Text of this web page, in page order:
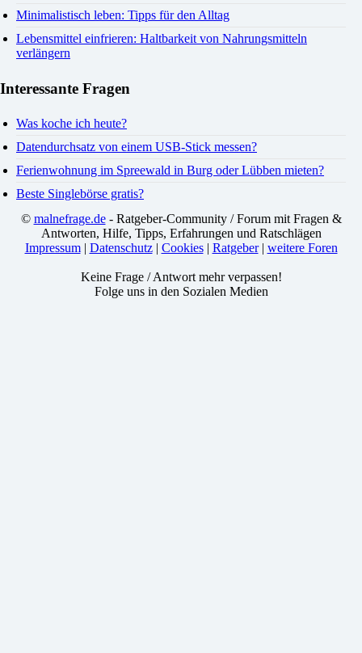
Minimalistisch leben: Tipps für den Alltag
Lebensmittel einfrieren: Haltbarkeit von Nahrungsmitteln
verlängern
Interessante Fragen
Was koche ich heute?
Datendurchsatz von einem USB-Stick messen?
Ferienwohnung im Spreewald in Burg oder Lübben mieten?
Beste Singlebörse gratis?
© malnefrage.de- Ratgeber-Community / Forum mit Fragen &
Antworten, Hilfe, Tipps, Erfahrungen und Ratschlägen
Impressum| Datenschutz| Cookies| Ratgeber| weitere Foren
Keine Frage / Antwort mehr verpassen!
Folge uns in den Sozialen Medien